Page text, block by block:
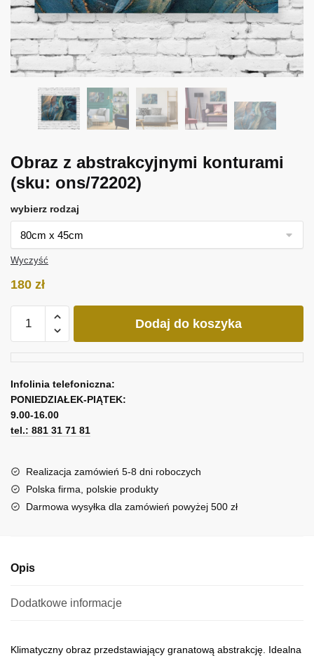
Obraz z abstrakcyjnymi konturami
(sku: ons/72202)
wybierz rodzaj
Wyczyść
180 zł
Obraz
konturami
Dodaj do koszyka
Infolinia telefoniczna:
PONIEDZIAŁEK-PIĄTEK:
9.00-16.00
tel.: 881 31 71 81
Realizacja zamówień 5-8 dni roboczych
Polska firma, polskie produkty
Darmowa wysyłka dla zamówień powyżej 500 zł
Opis
Dodatkowe informacje
Klimatyczny obraz przedstawiający granatową abstrakcję. Idealna